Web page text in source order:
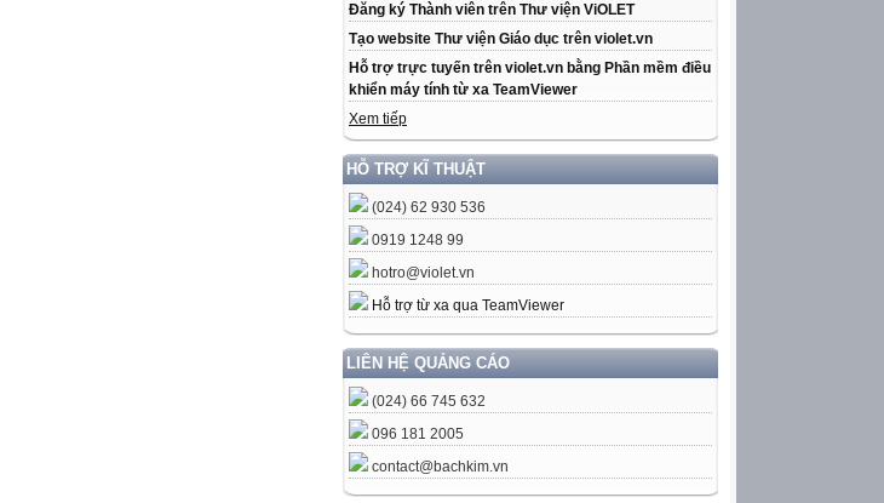
Đăng ký Thành viên trên Thư viện ViOLET
Tạo website Thư viện Giáo dục trên violet.vn
Hỗ trợ trực tuyến trên violet.vn bằng Phần mềm điều
khiển máy tính từ xa TeamViewer
Xem tiếp
HỖ TRỢ KĨ THUẬT
(024) 62 930 536
0919 1248 99
hotro@violet.vn
Hỗ trợ từ xa qua TeamViewer
LIÊN HỆ QUẢNG CÁO
(024) 66 745 632
096 181 2005
contact@bachkim.vn